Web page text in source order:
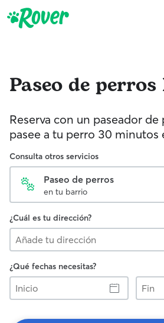
Paseo de perros
Reserva con un paseador de
pasee a tu perro 30 minutos
Consulta otros servicios
Paseo de perros
en tu barrio
¿Cuál es tu dirección?
¿Qué fechas necesitas?
Inicio
Fin